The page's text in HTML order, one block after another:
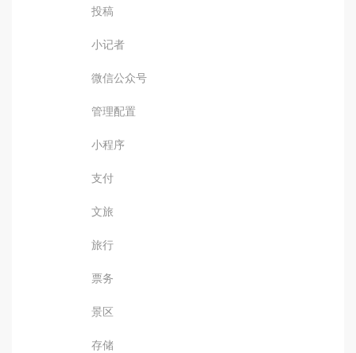
投稿
小记者
微信公众号
管理配置
小程序
支付
文旅
旅行
票务
景区
存储